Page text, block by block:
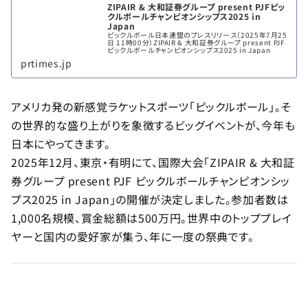
ZIPAIR & 大和証券グループ present PJFピッ
クルボールチャンピオンシップス2025 in
Japan
ピックルボール日本連盟のプレスリリース（2025年7月25
日 11時00分）ZIPAIR & 大和証券グループ present PJF
ピックルボールチャンピオンシップス2025 in Japan
prtimes.jp
アメリカ発の新感覚ラケットスポーツ「ピックルボール」。そ
の世界的な盛り上がりを象徴するビッグイベントが、今年も
日本にやってきます。
2025年12月、東京・有明にて、国際大会「ZIPAIR & 大和証
券グループ present PJF ピックルボールチャンピオンシッ
プス2025 in Japan」の開催が決定しました。参加者数は
1,000名規模、賞金総額は500万円。世界中のトッププレイ
ヤーと国内の愛好家が集う、年に一度の祭典です。